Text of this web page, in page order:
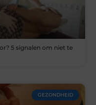
5 signalen om niet te
GEZONDHEID